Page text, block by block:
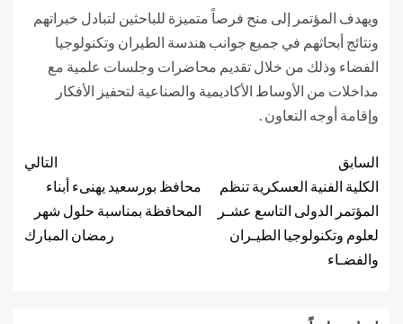
ويهدف المؤتمر إلى منح فرصاً متميزة للباحثين لتبادل خبراتهم
ونتائج أبحاثهم في جميع جوانب هندسة الطيران وتكنولوجيا
الفضاء وذلك من خلال تقديم محاضرات وجلسات علمية مع
مداخلات من الأوساط الأكاديمية والصناعية لتحفيز الأفكار
وإقامة أوجه التعاون .
السابق
الكلية الفنية العسكرية تنظم
المؤتمر الدولى التاسع عشـر
لعلوم وتكنولوجيا الطيـران
والفضـاء
التالي
محافظ بورسعيد يهنىء أبناء
المحافظة بمناسبة حلول شهر
رمضان المبارك